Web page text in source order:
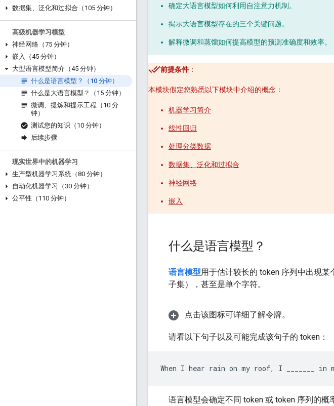
数据集、泛化和过拟合（105 分钟）
高级机器学习模型
神经网络（75 分钟）
嵌入（45 分钟）
大型语言模型简介（45 分钟）
什么是语言模型？（10 分钟）
什么是大语言模型？（15 分钟）
微调、提炼和提示工程（10 分
钟）
测试您的知识（10 分钟）
后续步骤
现实世界中的机器学习
生产型机器学习系统（80 分钟）
自动化机器学习（30 分钟）
公平性（110 分钟）
确定大语言模型如何利用自注意力机制。
揭示大语言模型存在的三个关键问题。
解释微调和蒸馏如何提高模型的预测准确度和效率。
前提条件 ：
本模块假定您熟悉以下模块中介绍的概念：
机器学习简介
线性回归
处理分类数据
数据集、泛化和过拟合
神经网络
嵌入
什么是语言模型？
语言模型用于估计较长的 token 序列中出现某
子集），甚至是单个字符。
点击该图标可详细了解令牌。
请看以下句子以及可能完成该句子的 token：
语言模型会确定不同 token 或 token 序列的